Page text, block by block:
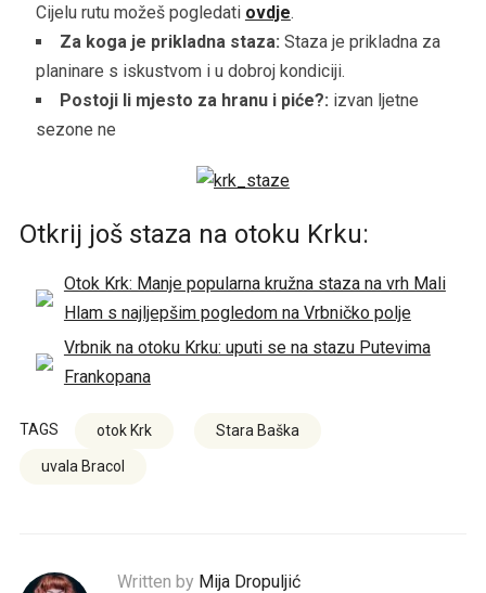
Cijelu rutu možeš pogledati ovdje.
Za koga je prikladna staza: Staza je prikladna za
planinare s iskustvom i u dobroj kondiciji.
Postoji li mjesto za hranu i piće?: izvan ljetne
sezone ne
Otkrij još staza na otoku Krku:
Otok Krk: Manje popularna kružna staza na vrh Mali
Hlam s najljepšim pogledom na Vrbničko polje
Vrbnik na otoku Krku: uputi se na stazu Putevima
Frankopana
TAGS otok Krk Stara Baška
uvala Bracol
Written by Mija Dropuljić